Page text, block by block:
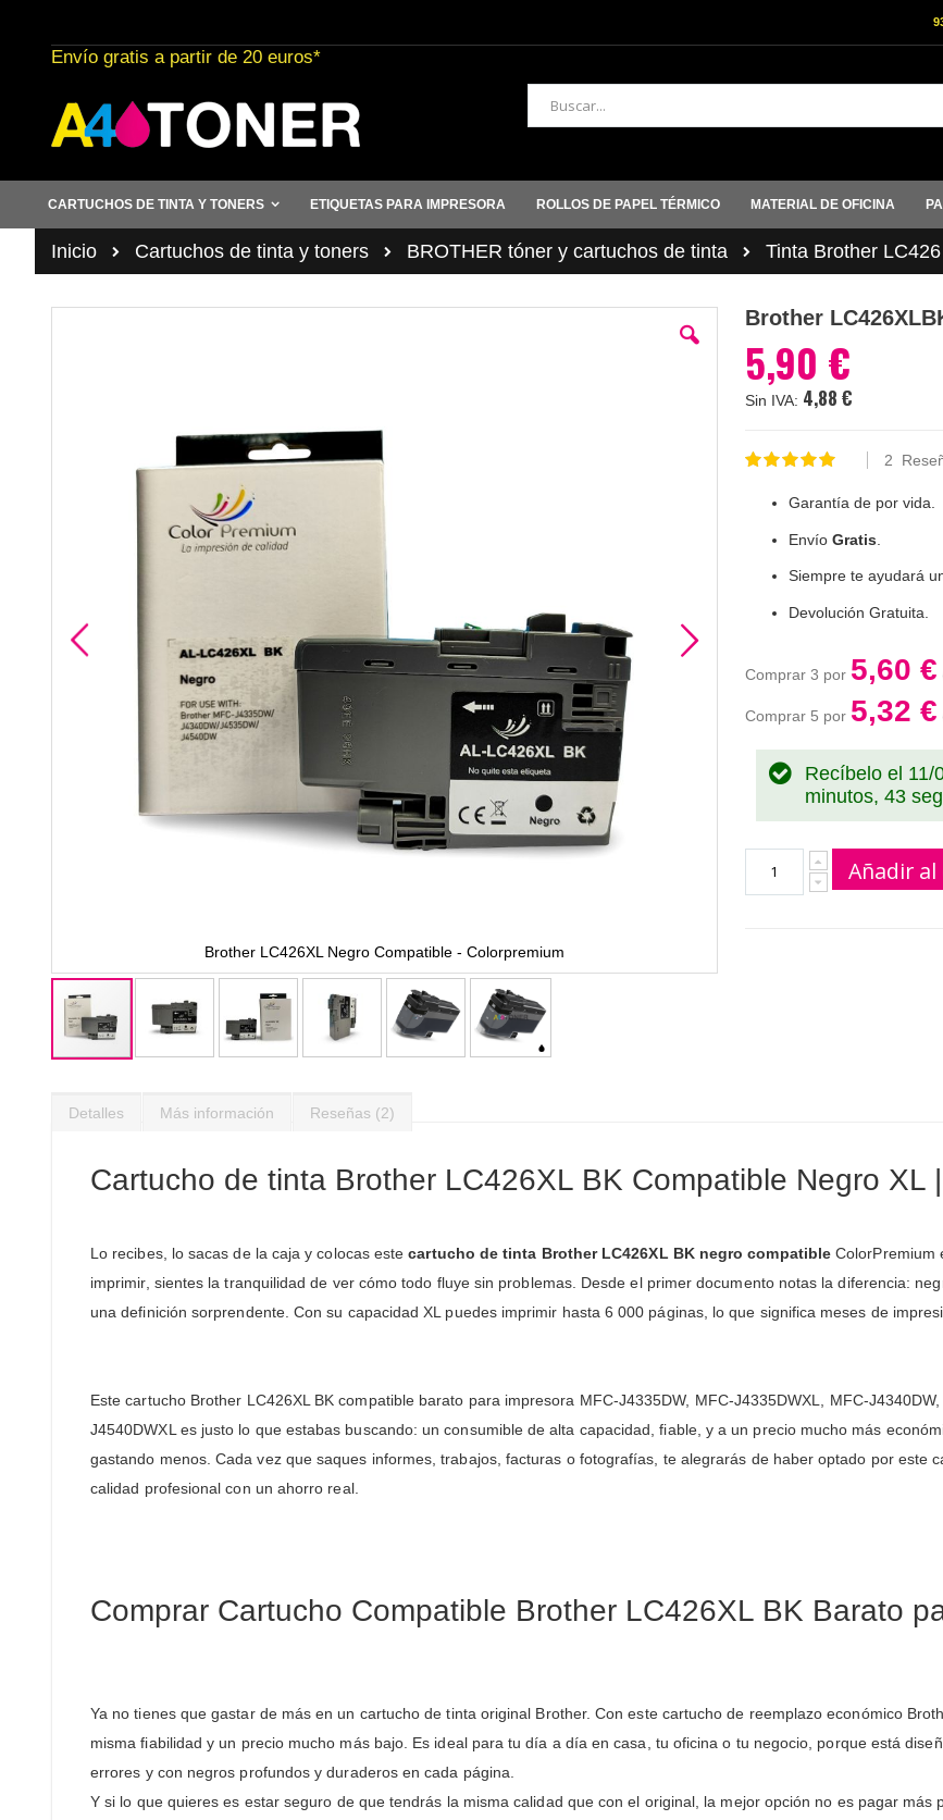
al
contenido
Envío gratis a partir de 20 euros*
Buscar
CARTUCHOS DE TINTA Y TONERS ETIQUETAS PARA IMPRESORA ROLLOS DE PAPEL TÉRMICO MATERIAL DE OFICINA
Inicio Cartuchos de tinta y toners BROTHER tóner y cartuchos de tinta Tinta Brother
Brother LC426XL Negro Compatible - Colorpremium
comienzo
galería
Brother
5,90 €
4,88 €
Valoración:
2
Garantía de por vida.
Envío Gratis
Siempre te ayudará
Devolución Gratuita.
Comprar 3 por 5,60 €
Comprar 5 por 5,32 €
Recíbelo el 11/
minutos, 42
Añadir
Detalles
Cartucho de tinta Brother LC426XL BK Compatible Negro XL
Lo recibes, lo sacas de la caja y colocas estecartucho de tinta Brother LC426XL BK negro compatible ColorPremium
imprimir, sientes la tranquilidad de ver cómo todo fluye sin problemas. Desde el primer documento notas la diferencia:
una definición sorprendente. Con su capacidad XL puedes imprimir hasta 6 000 páginas, lo que significa meses de
Este cartucho Brother LC426XL BK compatible barato para impresora MFC-J4335DW, MFC-J4335DWXL, MFC-
J4540DWXL es justo lo que estabas buscando: un consumible de alta capacidad, fiable, y a un precio mucho más
gastando menos. Cada vez que saques informes, trabajos, facturas o fotografías, te alegrarás de haber optado por este
calidad profesional con un ahorro real.
Comprar Cartucho Compatible Brother LC426XL BK Barato
Ya no tienes que gastar de más en un cartucho de tinta original Brother. Con este cartucho de reemplazo económico
misma fiabilidad y un precio mucho más bajo. Es ideal para tu día a día en casa, tu oficina o tu negocio, porque está
errores y con negros profundos y duraderos en cada página.
Y si lo que quieres es estar seguro de que tendrás la misma calidad que con el original, la mejor opción no es pagar
Más información Reseñas 2